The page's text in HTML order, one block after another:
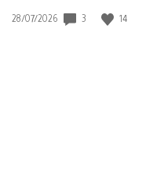
Date
28/07/2026 3 14